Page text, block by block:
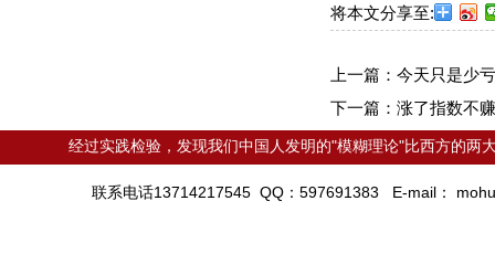
将本文分享至:
上一篇： 今天只是少
下一篇： 涨了指数不
经过实践检验，发现我们中国人发明的"模糊理论"比西方的两
联系电话13714217545 QQ：597691383 E-mail：